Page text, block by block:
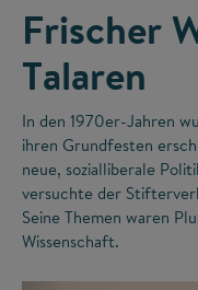
Frischer
Talaren
In den 1970er-Jahren
ihren Grundfesten
neue, sozialliberale
versuchte der
Seine Themen waren
Wissenschaft.